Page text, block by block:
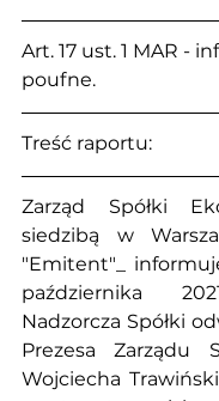
Art. 17 ust. 1 MAR -
poufne.
Treść raportu:
Zarząd Spółki
siedzibą w
"Emitent"_
października
Nadzorcza Spółki
Prezesa Zarządu
Wojciecha